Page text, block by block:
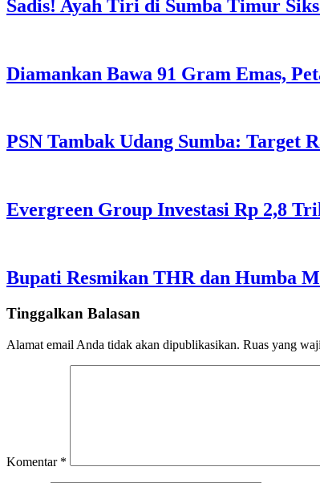
Sadis! Ayah Tiri di Sumba Timur
Diamankan Bawa 91 Gram Emas,
PSN Tambak Udang Sumba: Target
Evergreen Group Investasi Rp 2,8
Bupati Resmikan THR dan Humba
Tinggalkan Balasan
Alamat email Anda tidak akan dipublikasikan. Ruas yang
Komentar *